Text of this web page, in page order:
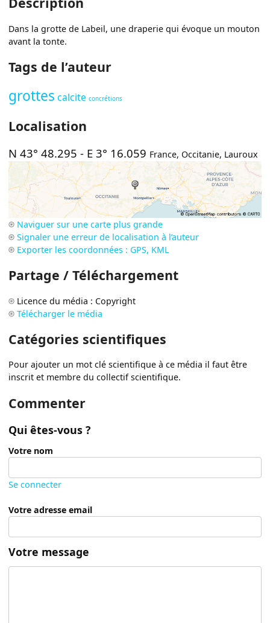
Dans la grotte de Labeil, une draperie qui évoque un mouton
avant la tonte.
Tags de l’auteur
grottes calcite concrétions
Localisation
N 43° 48.295 - E 3° 16.059 France, Occitanie, Lauroux
Naviguer sur une carte plus grande
Signaler une erreur de localisation à l’auteur
Exporter les coordonnées : GPS, KML
Partage / Téléchargement
Licence du média : Copyright
Télécharger le média
Catégories scientifiques
Pour ajouter un mot clé scientifique à ce média il faut être
inscrit et membre du collectif scientifique.
Commenter
Qui êtes-vous ?
Votre nom
Se connecter
Votre adresse email
Votre message